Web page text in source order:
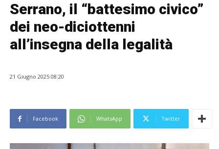
Serrano, il “battesimo civico”
dei neo-diciottenni
all’insegna della legalità
21 Giugno 2025 08:20
Facebook WhatsApp Twitter